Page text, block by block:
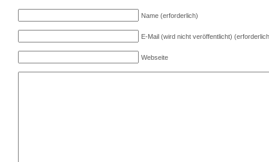
Name (erforderlich)
E-Mail (wird nicht veröffentlicht)
Webseite